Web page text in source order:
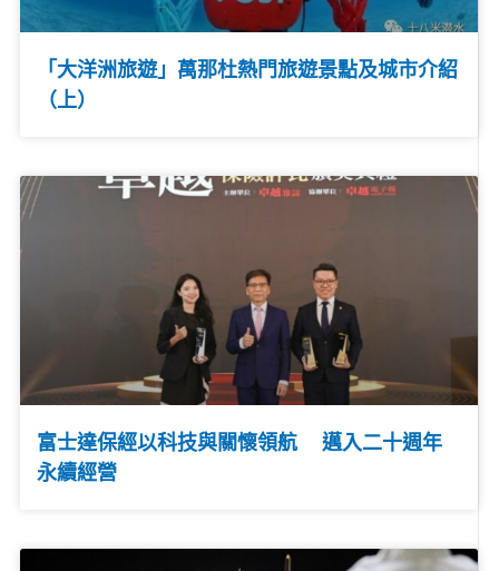
「大洋洲旅遊」萬那杜熱門旅遊景點及城市介紹
（上）
富士達保經以科技與關懷領航 邁入二十週年
永續經營